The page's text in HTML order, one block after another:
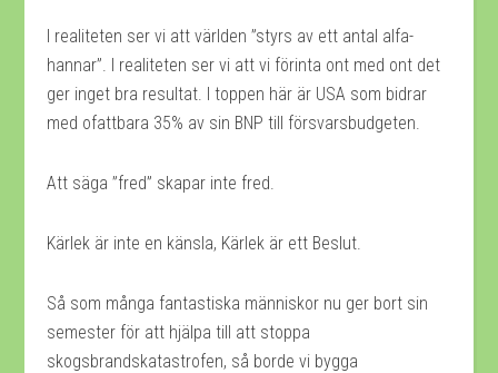
I realiteten ser vi att världen ”styrs av ett antal alfa-
hannar”. I realiteten ser vi att vi förinta ont med ont det
ger inget bra resultat. I toppen här är USA som bidrar
med ofattbara 35% av sin BNP till försvarsbudgeten.
Att säga ”fred” skapar inte fred.
Kärlek är inte en känsla, Kärlek är ett Beslut.
Så som många fantastiska människor nu ger bort sin
semester för att hjälpa till att stoppa
skogsbrandskatastrofen, så borde vi bygga